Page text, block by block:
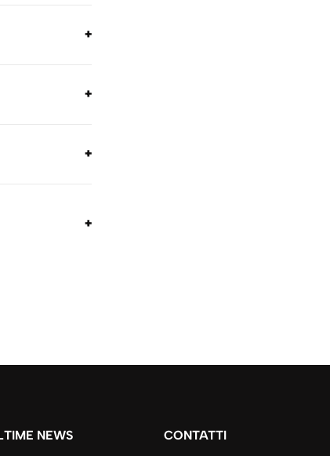
NEWS CONTATTI